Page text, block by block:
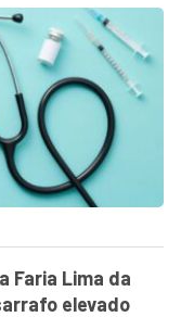
Faria Lima da
elevado